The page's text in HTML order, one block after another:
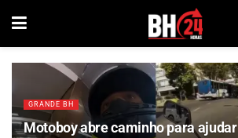
GRANDE BH
Motoboy abre caminho para ajudar